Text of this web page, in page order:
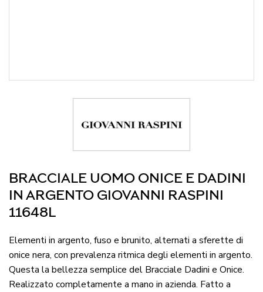
BRACCIALE UOMO ONICE E DADINI
IN ARGENTO GIOVANNI RASPINI
11648L
Elementi in argento, fuso e brunito, alternati a sferette di
onice nera, con prevalenza ritmica degli elementi in argento.
Questa la bellezza semplice del Bracciale Dadini e Onice.
Realizzato completamente a mano in azienda. Fatto a